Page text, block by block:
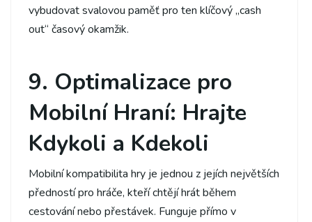
vybudovat svalovou paměť pro ten klíčový „cash
out“ časový okamžik.
9. Optimalizace pro
Mobilní Hraní: Hrajte
Kdykoli a Kdekoli
Mobilní kompatibilita hry je jednou z jejích největších
předností pro hráče, kteří chtějí hrát během
cestování nebo přestávek. Funguje přímo v